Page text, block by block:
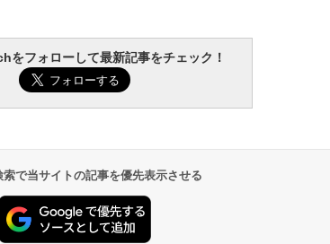
をフォローして最新記事をチェック！
で当サイトの記事を優先表示させる